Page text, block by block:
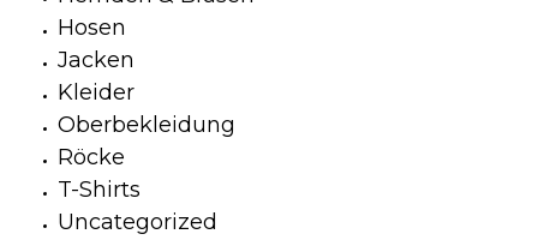
Hosen
Jacken
Kleider
Oberbekleidung
Röcke
T-Shirts
Uncategorized